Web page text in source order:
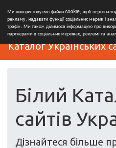
Ми використовуємо файли cookie, щоб
рекламу, надавати функції соціальних мереж і
трафік. Ми також ділимося інформацією про
партнерами в соціальних мережах, рекламі та
Каталог Українських
Білий
сайтів
Дізнайтеся більше